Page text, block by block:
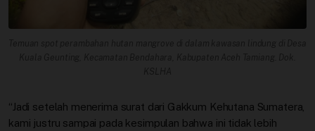
“Jadi setelah menerima surat dari Gakkum Kehutana Sumatera,
kami justru sampai pada kesimpulan bahwa ini tidak lebih